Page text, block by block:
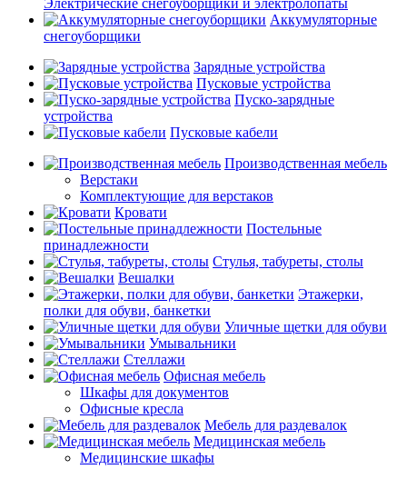
Электрические снегоуборщики и электролопаты
Аккумуляторные
снегоуборщики
Зарядные устройства
Пусковые устройства
Пуско-зарядные
устройства
Пусковые кабели
Производственная мебель
Верстаки
Комплектующие для верстаков
Кровати
Постельные
принадлежности
Стулья, табуреты, столы
Вешалки
Этажерки,
полки для обуви, банкетки
Уличные щетки для обуви
Умывальники
Стеллажи
Офисная мебель
Шкафы для документов
Офисные кресла
Мебель для раздевалок
Медицинская мебель
Медицинские шкафы